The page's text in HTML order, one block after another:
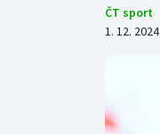
Cyklistika
ČT sport
1. 12. 2024